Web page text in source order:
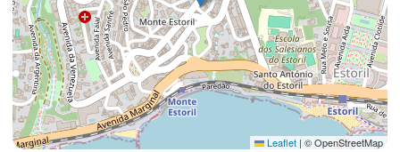
Leaflet | © OpenStreetMap